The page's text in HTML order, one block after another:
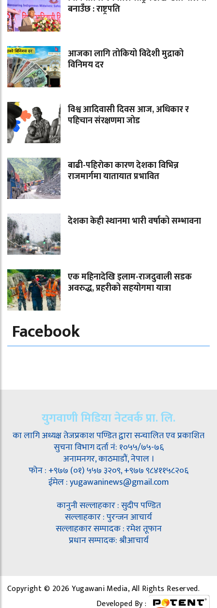
बनाउँछ : राष्ट्रपति
आजका लागि तोकियो विदेशी मुद्राको
विनिमय दर
विश्व आदिवासी दिवस आज, अधिकार र
पहिचान संरक्षणमा जोड
बाढी-पहिराेका कारण देशका विभिन्न
राजमार्गमा यातायात प्रभावित
देशका केही स्थानमा भारी वर्षाको सम्भावना
एक महिनादेखि इलाम-राजदुवाली सडक
अवरुद्ध, प्रहरीको सहयोगमा यात्रा
Facebook
युगवाणी मिडिया नेटवर्क प्रा. लि.
का लागि अध्यक्ष तेजप्रकाश पण्डित द्वारा सन्चालित एव प्रकाशित
सुचना विभाग दर्ता नं: १०५५/७५-७६
अनामनगर, काठमाडौं, नेपाल ।
फोन : +९७७ (०१) ५५७ ३२०९, +९७७ ९८४११५८२०६
ईमेल : yugawaninews@gmail.com
कानुनी सल्लाहकार : सुदीप पण्डित
सल्लाहकार : पुरन्जन आचार्य
सल्लाहकार सम्पादक : रमेश तूफान
प्रधान सम्पादक: श्रीआचार्य
Copyright © 2026 Yugawani Media, All Rights Reserved.
Developed By :